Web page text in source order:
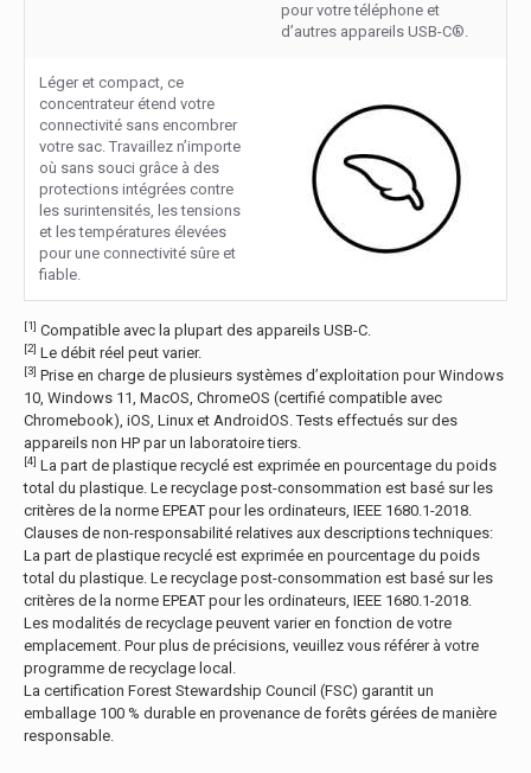
pour votre téléphone et
d’autres appareils USB-C®.
Léger et compact, ce
concentrateur étend votre
connectivité sans encombrer
votre sac. Travaillez n’importe
où sans souci grâce à des
protections intégrées contre
les surintensités, les tensions
et les températures élevées
pour une connectivité sûre et
fiable.
[1] Compatible avec la plupart des appareils USB-C.
[2] Le débit réel peut varier.
[3] Prise en charge de plusieurs systèmes d’exploitation pour Windows
10, Windows 11, MacOS, ChromeOS (certifié compatible avec
Chromebook), iOS, Linux et AndroidOS. Tests effectués sur des
appareils non HP par un laboratoire tiers.
[4] La part de plastique recyclé est exprimée en pourcentage du poids
total du plastique. Le recyclage post-consommation est basé sur les
critères de la norme EPEAT pour les ordinateurs, IEEE 1680.1-2018.
Clauses de non-responsabilité relatives aux descriptions techniques:
La part de plastique recyclé est exprimée en pourcentage du poids
total du plastique. Le recyclage post-consommation est basé sur les
critères de la norme EPEAT pour les ordinateurs, IEEE 1680.1-2018.
Les modalités de recyclage peuvent varier en fonction de votre
emplacement. Pour plus de précisions, veuillez vous référer à votre
programme de recyclage local.
La certification Forest Stewardship Council (FSC) garantit un
emballage 100 % durable en provenance de forêts gérées de manière
responsable.